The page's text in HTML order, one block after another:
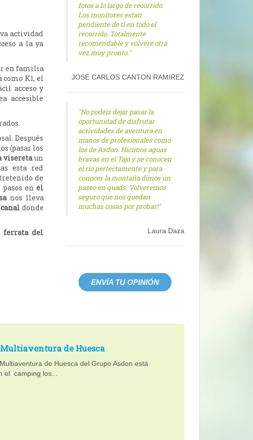
actividad
a la ya
en familia
como K1, el
acceso y
accesible
Después
(pasar los
viseretaun
esta red
de
pasos enel
nos lleva
donde
ferrata del
fotos a lo largo de recorrido.
Los monitores estan
pendiente de ti en todo el
recorrido. Totalmente
recomendable y volvere otra
vez muy pronto."
JOSE CARLOS CANTON RAMIREZ
"No podéis dejar pasar la
oportunidad de disfrutar
actividades de aventura en
manos de profesionales como
los de Asdon. Hicimos aguas
bravas en el Tajo y se conocen
el río perfectamente y para
conocer la montaña dimos un
paseo en quads. Volveremos
seguro que nos quedan
muchas cosas por probar!"
Laura Daza
ENVÍA TU OPINIÓN
de Huesca
de Huesca del Grupo Asdon está
el camping los...